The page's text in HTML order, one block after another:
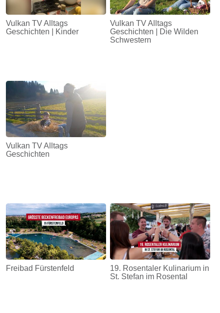
Vulkan TV Alltags
Geschichten | Kinder
Vulkan TV Alltags
Geschichten | Die Wilden
Schwestern
Vulkan TV Alltags
Geschichten
Freibad Fürstenfeld
19. Rosentaler Kulinarium in
St. Stefan im Rosental